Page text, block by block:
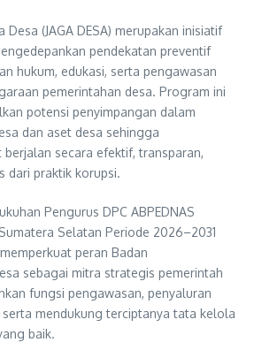
Desa (JAGA DESA) merupakan inisiatif
pendekatan preventif
hukum, edukasi, serta pengawasan
pemerintahan desa. Program ini
potensi penyimpangan dalam
dan aset desa sehingga
secara efektif, transparan,
dari praktik korupsi.
Pengurus DPC ABPEDNAS
Selatan Periode 2026–2031
peran Badan
sebagai mitra strategis pemerintah
fungsi pengawasan, penyaluran
serta mendukung terciptanya tata kelola
baik.